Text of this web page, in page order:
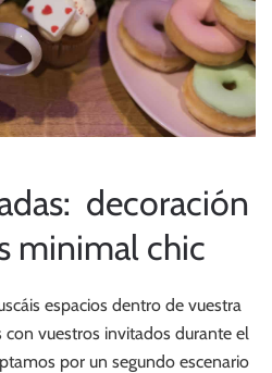
decoración
minimal chic
espacios dentro de vuestra
vuestros invitados durante el
por un segundo escenario